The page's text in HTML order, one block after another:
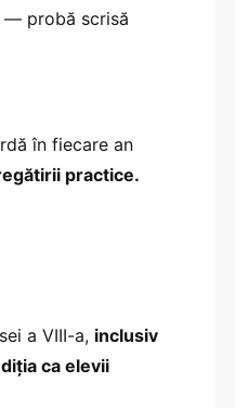
— probă scrisă
în fiecare an
practice.
a VIII-a, inclusiv
ca elevii